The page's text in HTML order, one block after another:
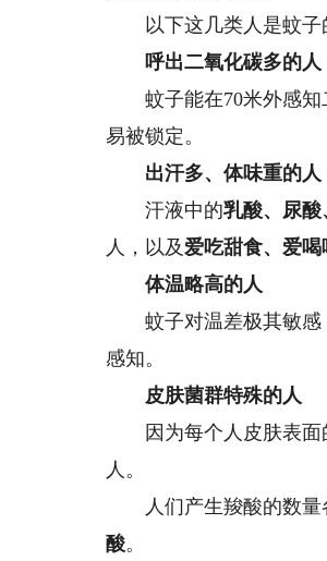
以下这几类人是蚊子
呼出二氧化碳多的人
蚊子能在70米外感知
易被锁定。
出汗多、体味重的人
汗液中的乳酸、尿酸
人，以及爱吃甜食、爱喝
体温略高的人
蚊子对温差极其敏感
感知。
皮肤菌群特殊的人
因为每个人皮肤表面
人。
人们产生羧酸的数量
酸。